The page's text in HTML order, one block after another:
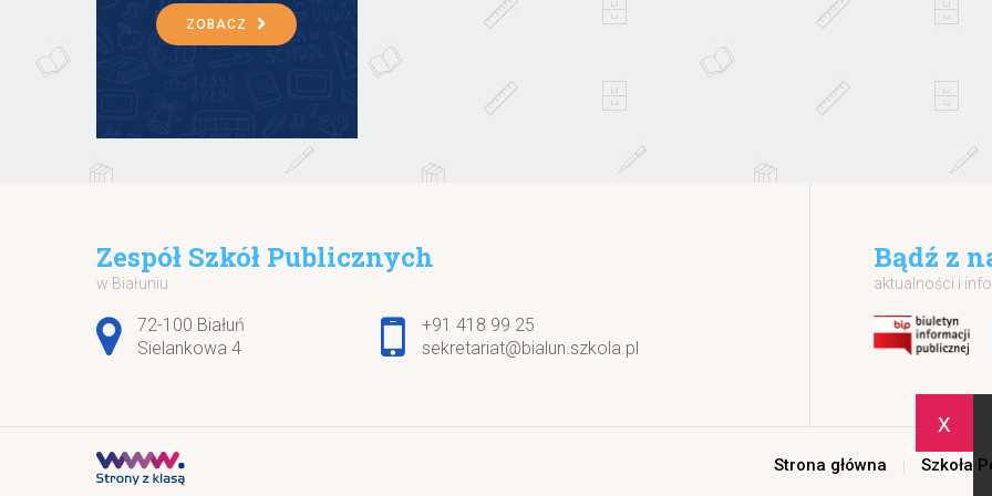
x
ZOBACZ
Zespół Szkół Publicznych
w Białuniu
Adres pocztowy:
72-100 Białuń
Sielankowa 4
+91 418 99 25
sekretariat@bialun.szkola.pl
Bądź z
aktualności i
Strona główna Szkoła